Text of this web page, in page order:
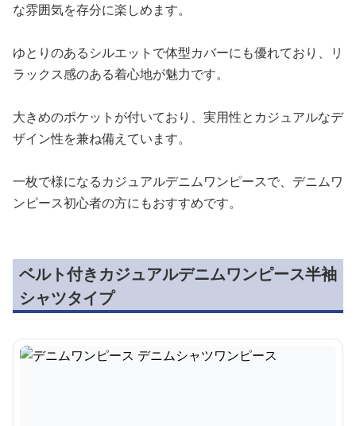
な雰囲気を存分に楽しめます。
ゆとりのあるシルエットで体型カバーにも優れており、リ
ラックス感のある着心地が魅力です。
大きめのポケットが付いており、実用性とカジュアルなデ
ザイン性を兼ね備えています。
一枚で様になるカジュアルデニムワンピースで、デニムワ
ンピース初心者の方にもおすすめです。
ベルト付きカジュアルデニムワンピース半袖
シャツタイプ